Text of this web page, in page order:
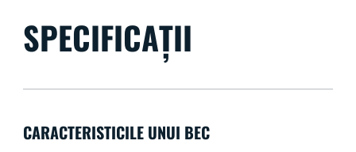
SPECIFICAȚII
CARACTERISTICILE UNUI BEC